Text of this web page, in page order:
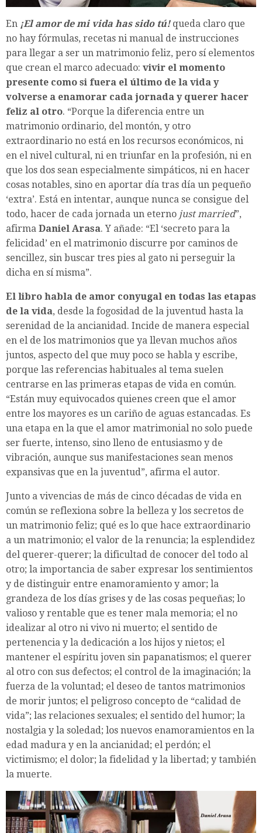
En ¡El amor de mi vida has sido tú!queda claro que
no hay fórmulas, recetas ni manual de instrucciones
para llegar a ser un matrimonio feliz, pero sí elementos
que crean el marco adecuado: vivir el momento
presente como si fuera el último de la vida y
volverse a enamorar cada jornada y querer hacer
feliz al otro. “Porque la diferencia entre un
matrimonio ordinario, del montón, y otro
extraordinario no está en los recursos económicos, ni
en el nivel cultural, ni en triunfar en la profesión, ni en
que los dos sean especialmente simpáticos, ni en hacer
cosas notables, sino en aportar día tras día un pequeño
‘extra’. Está en intentar, aunque nunca se consigue del
todo, hacer de cada jornada un eterno just married”,
afirma Daniel Arasa. Y añade: “El ‘secreto para la
felicidad’ en el matrimonio discurre por caminos de
sencillez, sin buscar tres pies al gato ni perseguir la
dicha en sí misma”.
El libro habla de amor conyugal en todas las etapas
de la vida, desde la fogosidad de la juventud hasta la
serenidad de la ancianidad. Incide de manera especial
en el de los matrimonios que ya llevan muchos años
juntos, aspecto del que muy poco se habla y escribe,
porque las referencias habituales al tema suelen
centrarse en las primeras etapas de vida en común.
“Están muy equivocados quienes creen que el amor
entre los mayores es un cariño de aguas estancadas. Es
una etapa en la que el amor matrimonial no solo puede
ser fuerte, intenso, sino lleno de entusiasmo y de
vibración, aunque sus manifestaciones sean menos
expansivas que en la juventud”, afirma el autor.
Junto a vivencias de más de cinco décadas de vida en
común se reflexiona sobre la belleza y los secretos de
un matrimonio feliz; qué es lo que hace extraordinario
a un matrimonio; el valor de la renuncia; la esplendidez
del querer-querer; la dificultad de conocer del todo al
otro; la importancia de saber expresar los sentimientos
y de distinguir entre enamoramiento y amor; la
grandeza de los días grises y de las cosas pequeñas; lo
valioso y rentable que es tener mala memoria; el no
idealizar al otro ni vivo ni muerto; el sentido de
pertenencia y la dedicación a los hijos y nietos; el
mantener el espíritu joven sin papanatismos; el querer
al otro con sus defectos; el control de la imaginación; la
fuerza de la voluntad; el deseo de tantos matrimonios
de morir juntos; el peligroso concepto de “calidad de
vida”; las relaciones sexuales; el sentido del humor; la
nostalgia y la soledad; los nuevos enamoramientos en la
edad madura y en la ancianidad; el perdón; el
victimismo; el dolor; la fidelidad y la libertad; y también
la muerte.